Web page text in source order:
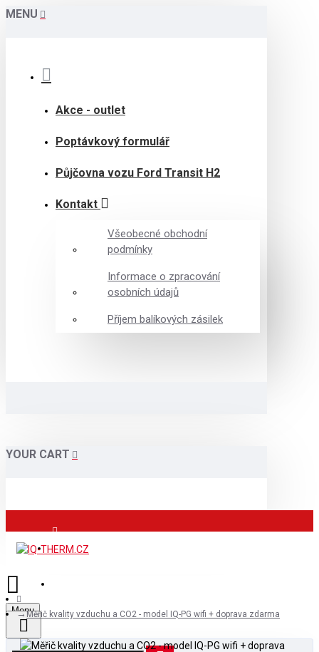
MENU
Akce - outlet
Poptávkový formulář
Půjčovna vozu Ford Transit H2
Kontakt
Všeobecné obchodní
podmínky
Informace o zpracování
osobních údajů
Příjem balíkových zásilek
YOUR CART
Přihlášení
MenuMěřič kvality vzduchu a CO2 - model IQ-PG wifi + doprava zdarma